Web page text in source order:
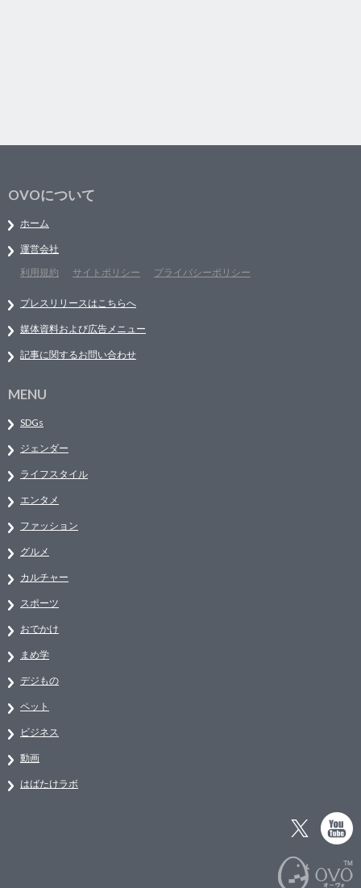
OVOについて
ホーム
運営会社
利用規約
サイトポリシー プライバシーポリシー
プレスリリースはこちらへ
媒体資料および広告メニュー
記事に関するお問い合わせ
MENU
SDGs
ジェンダー
ライフスタイル
エンタメ
ファッション
グルメ
カルチャー
スポーツ
おでかけ
まめ学
デジもの
ペット
ビジネス
動画
はばたけラボ